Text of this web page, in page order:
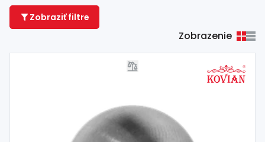
Zábradlia amadlá
Bránovésystémy
Automatizácia
materiál
Zobraziť filtre
Zobrazenie